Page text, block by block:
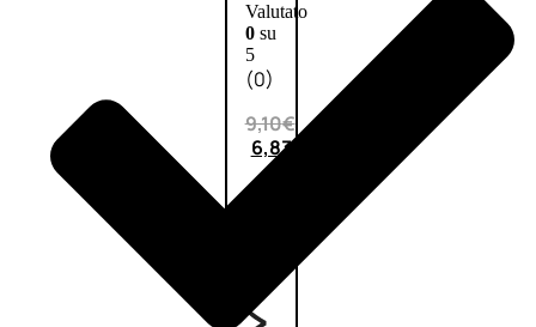
Valutato
0su
5
(0)
9,10€
6,83€